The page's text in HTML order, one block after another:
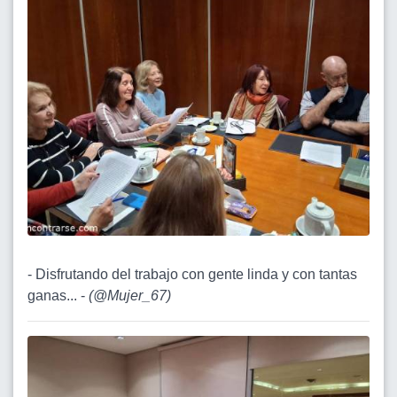
- Disfrutando del trabajo con gente linda y con tantas
ganas... - (@Mujer_67)